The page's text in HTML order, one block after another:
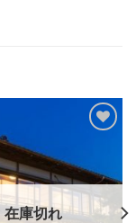
Add to
Wishlist
在庫切れ